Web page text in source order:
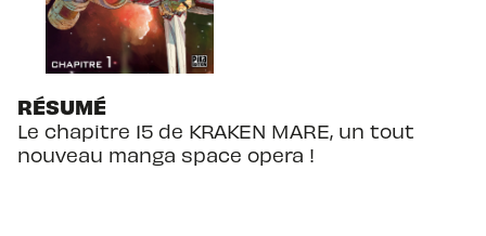
RÉSUMÉ
Le chapitre 15 de KRAKEN MARE, un tout
nouveau manga space opera !